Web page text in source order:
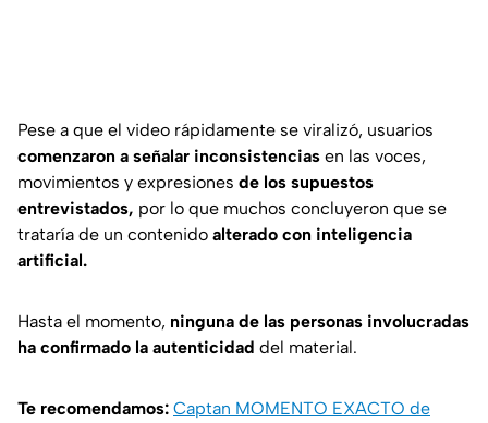
Pese a que el video rápidamente se viralizó, usuarios
comenzaron a señalar inconsistencias en las voces,
movimientos y expresiones de los supuestos
entrevistados, por lo que muchos concluyeron que se
trataría de un contenido alterado con inteligencia
artificial.
Hasta el momento, ninguna de las personas involucradas
ha confirmado la autenticidad del material.
Te recomendamos: Captan MOMENTO EXACTO de